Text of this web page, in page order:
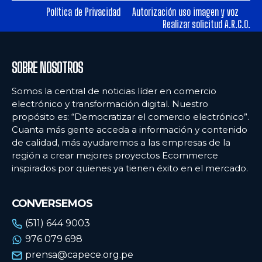
Ecommercenews
ARGENTINA
BOLIVIA
CHILE
COLOMBIA
ECUADOR
URUGUAY
VENEZUELA
Ecommercenews
ARGENTINA
BOLIVIA
CHILE
COLOMBIA
ECUADOR
URUGUAY
VENEZUELA
Política de Privacidad
Autorización uso imagen y voz
Realizar solicitud A.R.C.O.
SOBRE NOSOTROS
Somos la central de noticias líder en comercio
electrónico y transformación digital. Nuestro
propósito es: “Democratizar el comercio electrónico”.
Cuanta más gente acceda a información y contenido
de calidad, más ayudaremos a las empresas de la
región a crear mejores proyectos Ecommerce
inspirados por quienes ya tienen éxito en el mercado.
CONVERSEMOS
(511) 644 9003
976 079 698
prensa@capece.org.pe